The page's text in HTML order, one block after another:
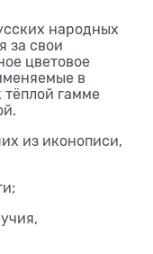
народных
за свои
цветовое
в
тёплой гамме
из иконописи,